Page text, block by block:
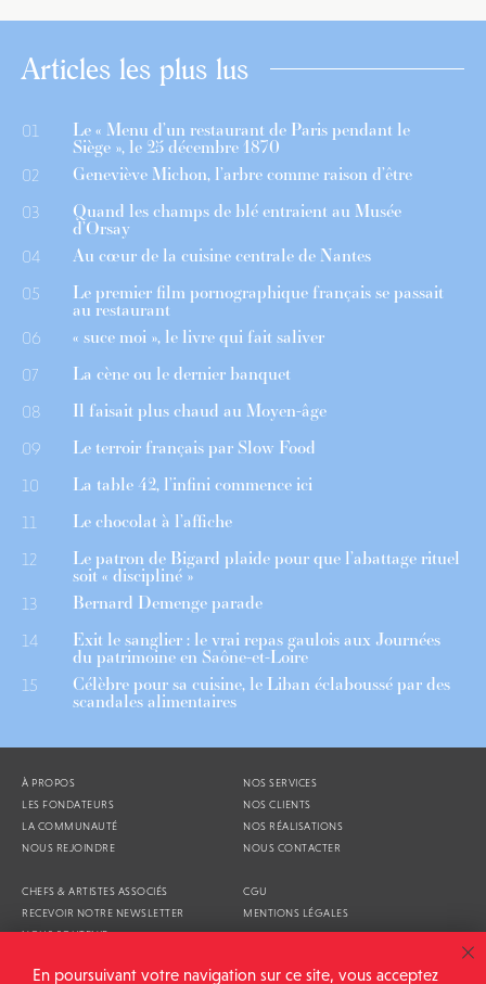
Articles les plus lus
01 Le « Menu d’un restaurant de Paris pendant le
Siège », le 25 décembre 1870
02 Geneviève Michon, l’arbre comme raison d’être
03 Quand les champs de blé entraient au Musée
d’Orsay
04 Au cœur de la cuisine centrale de Nantes
05 Le premier film pornographique français se passait
au restaurant
06 « suce moi », le livre qui fait saliver
07 La cène ou le dernier banquet
08 Il faisait plus chaud au Moyen-âge
09 Le terroir français par Slow Food
10 La table 42, l’infini commence ici
11 Le chocolat à l’affiche
12 Le patron de Bigard plaide pour que l’abattage rituel
soit « discipliné »
13 Bernard Demenge parade
14 Exit le sanglier : le vrai repas gaulois aux Journées
du patrimoine en Saône-et-Loire
15 Célèbre pour sa cuisine, le Liban éclaboussé par des
scandales alimentaires
À PROPOS
LES FONDATEURS
LA COMMUNAUTÉ
NOUS REJOINDRE
NOS SERVICES
NOS CLIENTS
NOS RÉALISATIONS
NOUS CONTACTER
CHEFS & ARTISTES ASSOCIÉS
RECEVOIR NOTRE NEWSLETTER
NOUS SOUTENIR
CGU
MENTIONS LÉGALES
En poursuivant votre navigation sur ce site, vous acceptez